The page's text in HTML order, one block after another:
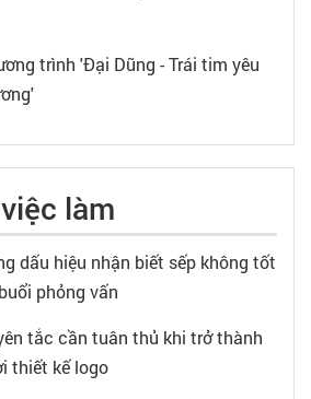
trình 'Đại Dũng - Trái tim yêu
làm
dấu hiệu nhận biết sếp không tốt
phỏng vấn
tắc cần tuân thủ khi trở thành
thiết kế logo